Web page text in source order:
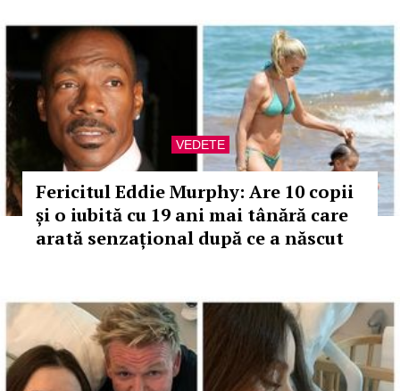
VEDETE
Fericitul Eddie Murphy: Are 10 copii
și o iubită cu 19 ani mai tânără care
arată senzațional după ce a născut